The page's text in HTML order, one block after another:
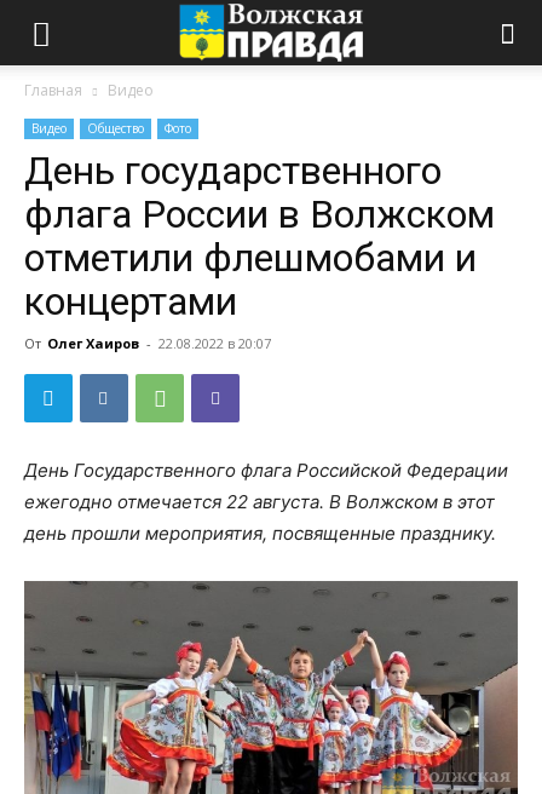
Главная Видео
Видео Общество Фото
День государственного
флага России в Волжском
отметили флешмобами и
концертами
От Олег Хаиров - 22.08.2022 в 20:07
День Государственного флага Российской Федерации
ежегодно отмечается 22 августа. В Волжском в этот
день прошли мероприятия, посвященные празднику.